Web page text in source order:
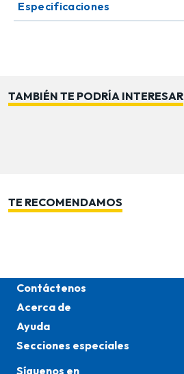
Especificaciones
TAMBIÉN TE PODRÍA INTERESAR
TE RECOMENDAMOS
Contáctenos
Acerca de
Ayuda
Secciones especiales
Síguenos en